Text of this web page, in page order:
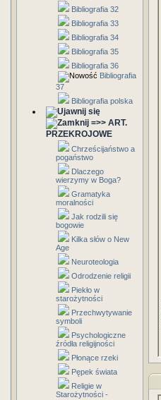
Bibliografia 32
Bibliografia 33
Bibliografia 34
Bibliografia 35
Bibliografia 36
Bibliografia
37
Bibliografia polska
=>> ART.
PRZEKROJOWE
Chrześcijaństwo a
pogaństwo
Dlaczego
wierzymy w Boga?
Gramatyka
moralności
Jak rodzili się
bogowie
Kilka słów o New
Age
Neuroteologia
Odrodzenie religii
Piekło w
starożytności
Przechwytywanie
symboli
Psychologiczne
źródła religijności
Płonące rzeki
Pępek świata
Religie w
Starożytności -